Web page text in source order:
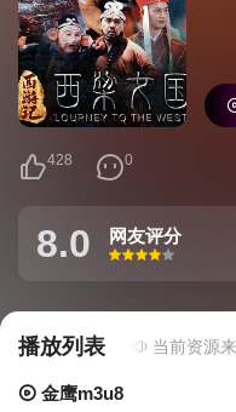
428 0
8.0 网友评分
很差
较差还行推荐力荐
播放列表 当前资源来源
金鹰m3u8